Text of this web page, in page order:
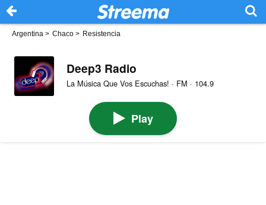
Argentina > Chaco > Resistencia
Deep3 Radio
La Música Que Vos Escuchas! · FM · 104.9
Play